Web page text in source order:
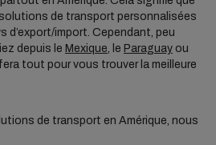
de transport personnalisées
d’export/import. Cependant, peu
depuis le Mexique, le Paraguay ou
tout pour vous trouver la meilleure
de transport en Amérique, nous